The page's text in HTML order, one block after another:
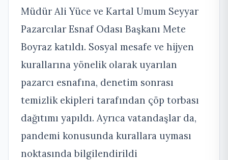
Müdür Ali Yüce ve Kartal Umum Seyyar
Pazarcılar Esnaf Odası Başkanı Mete
Boyraz katıldı. Sosyal mesafe ve hijyen
kurallarına yönelik olarak uyarılan
pazarcı esnafına, denetim sonrası
temizlik ekipleri tarafından çöp torbası
dağıtımı yapıldı. Ayrıca vatandaşlar da,
pandemi konusunda kurallara uyması
noktasında bilgilendirildi